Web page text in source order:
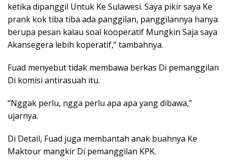
ketika dipanggil Untuk Ke Sulawesi. Saya pikir saya Ke
prank kok tiba tiba ada panggilan, panggilannya hanya
berupa pesan kalau soal kooperatif Mungkin Saja saya
Akansegera lebih koperatif,” tambahnya.
Fuad menyebut tidak membawa berkas Di pemanggilan
Di komisi antirasuah itu.
“Nggak perlu, ngga perlu apa apa yang dibawa,”
ujarnya.
Di Detail, Fuad juga membantah anak buahnya Ke
Maktour mangkir Di pemanggilan KPK.